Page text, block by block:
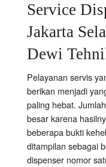
Service
Jakarta
Dewi
Pelayanan servis
berikan menjadi
paling hebat.
besar karena
beberapa bukti
ditampilan sebagai
dispenser nomor